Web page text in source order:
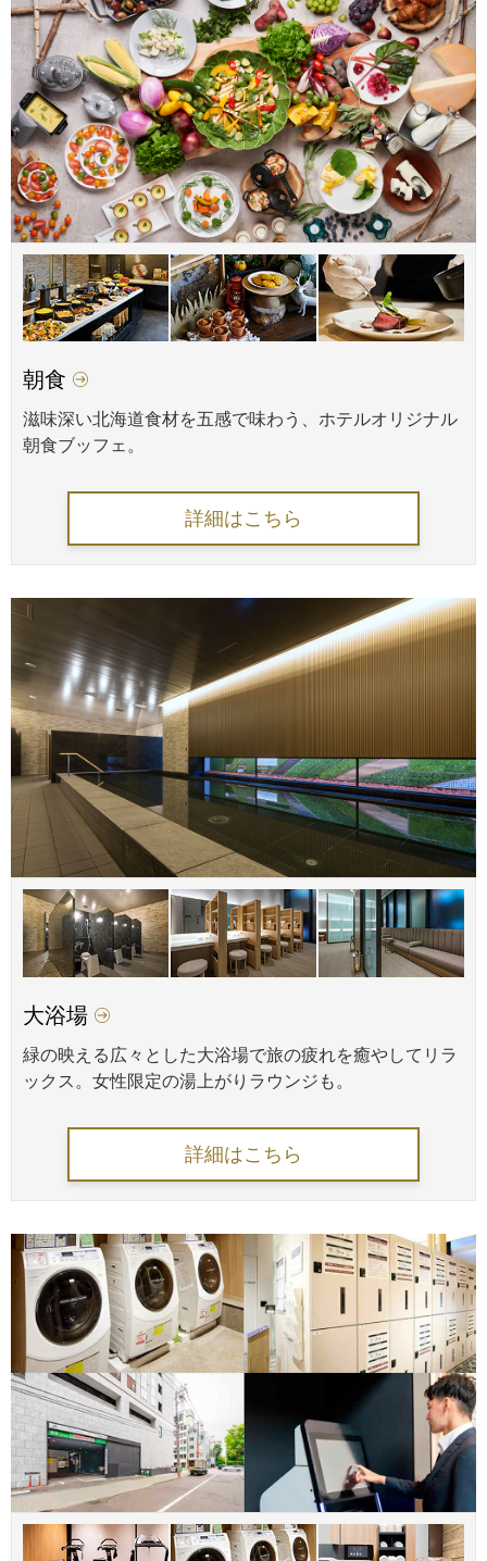
朝食
滋味深い北海道食材を五感で味わう、ホテルオリジナル
朝食ブッフェ。
詳細はこちら
大浴場
緑の映える広々とした大浴場で旅の疲れを癒やしてリラ
ックス。女性限定の湯上がりラウンジも。
詳細はこちら